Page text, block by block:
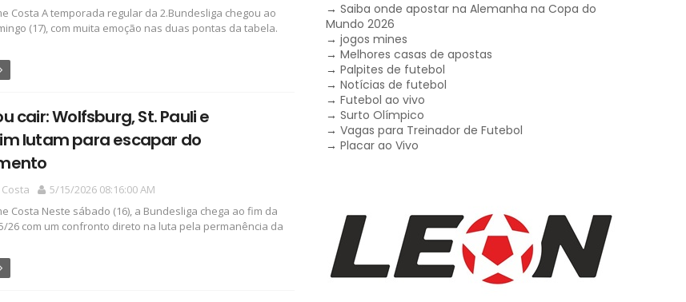
Costa A temporada regular da 2.Bundesliga chegou ao
(17), com muita emoção nas duas pontas da tabela.
cair: Wolfsburg, St. Pauli e
lutam para escapar do
5/15/2026 08:16:00 AM
Costa Neste sábado (16), a Bundesliga chega ao fim da
26 com um confronto direto na luta pela permanência da
→Saiba onde apostar na Alemanha na Copa do
Mundo 2026
→jogos mines
→Melhores casas de apostas
→Palpites de futebol
→Notícias de futebol
→Futebol ao vivo
→Surto Olímpico
→Vagas para Treinador de Futebol
→Placar ao Vivo